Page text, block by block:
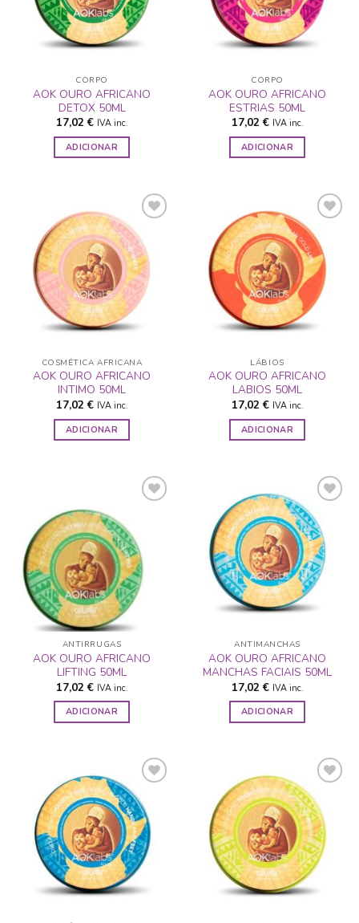
DESEJOS
CORPO
AOK OURO AFRICANO
DETOX 50ML
17,02€ IVA inc.
ADICIONAR
DESEJOS
CORPO
AOK OURO AFRICANO
ESTRIAS 50ML
17,02€ IVA inc.
ADICIONAR
ADICIONAR
A LISTA DE
DESEJOS
COSMÉTICA AFRICANA
AOK OURO AFRICANO
INTIMO 50ML
17,02€ IVA inc.
ADICIONAR
ADICIONAR
A LISTA DE
DESEJOS
LÁBIOS
AOK OURO AFRICANO
LABIOS 50ML
17,02€ IVA inc.
ADICIONAR
ADICIONAR
A LISTA DE
DESEJOS
ANTIRRUGAS
AOK OURO AFRICANO
LIFTING 50ML
17,02€ IVA inc.
ADICIONAR
ADICIONAR
A LISTA DE
DESEJOS
ANTIMANCHAS
AOK OURO AFRICANO
MANCHAS FACIAIS 50ML
17,02€ IVA inc.
ADICIONAR
ADICIONAR
A LISTA DE
DESEJOS
ADICIONAR
A LISTA DE
DESEJOS